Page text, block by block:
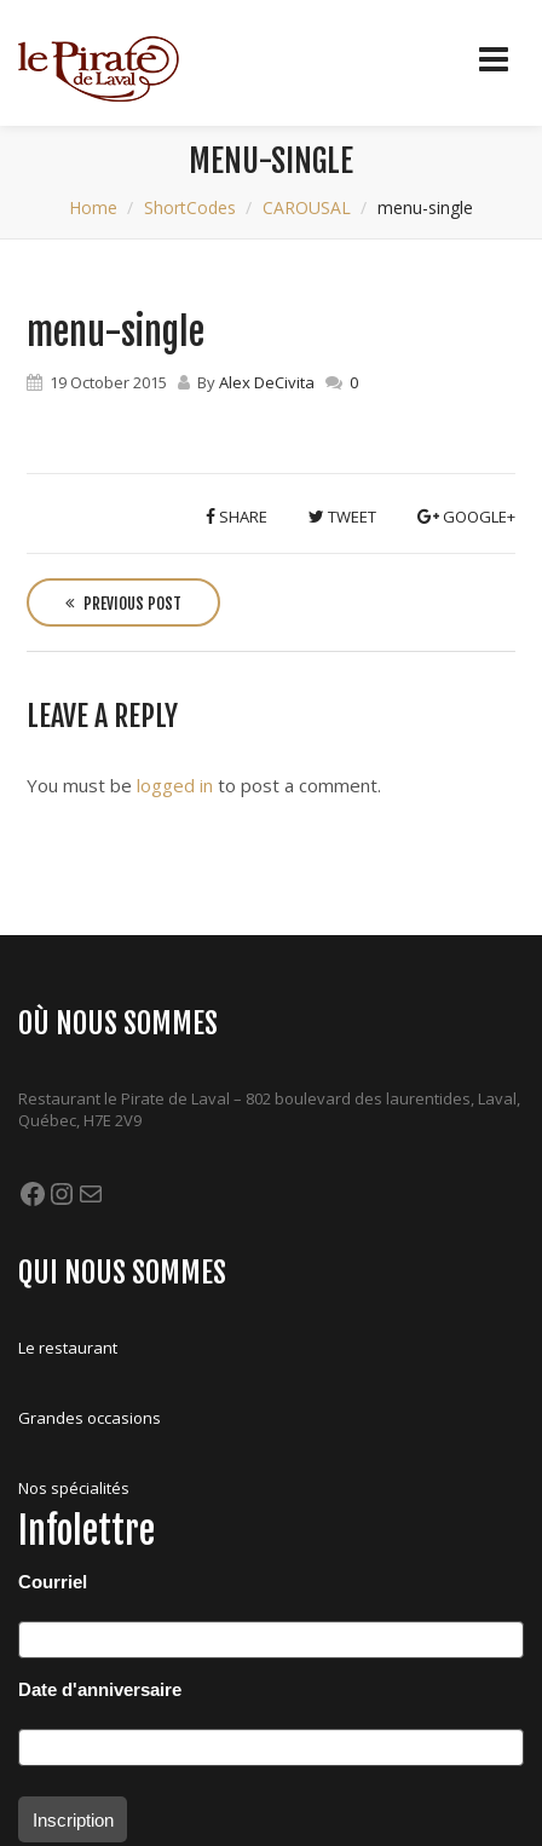
MENU-SINGLE
Home ShortCodes CAROUSAL menu-single
menu-single
19 October 2015 ByAlex DeCivita 0
SHARE TWEET GOOGLE+
o
s
t
n
a
i
o
PREVIOUS POST
LEAVE A REPLY
You must be logged in to post a comment.
OÙ NOUS SOMMES
Restaurant le Pirate de Laval – 802 boulevard des laurentides, Laval,
Québec, H7E 2V9
Facebook
Instagram
Mail
QUI NOUS SOMMES
Le restaurant
Grandes occasions
Nos spécialités
Infolettre
Courriel
Date d'anniversaire
Inscription